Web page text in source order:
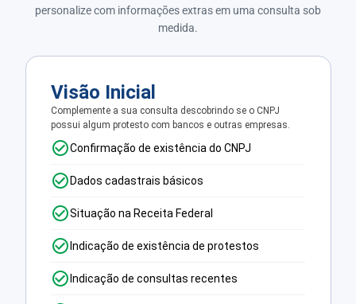
personalize com informações extras em uma consulta sob
medida.
Visão Inicial
Complemente a sua consulta descobrindo se o CNPJ
possui algum protesto com bancos e outras empresas.
Confirmação de existência do CNPJ
Dados cadastrais básicos
Situação na Receita Federal
Indicação de existência de protestos
Indicação de consultas recentes